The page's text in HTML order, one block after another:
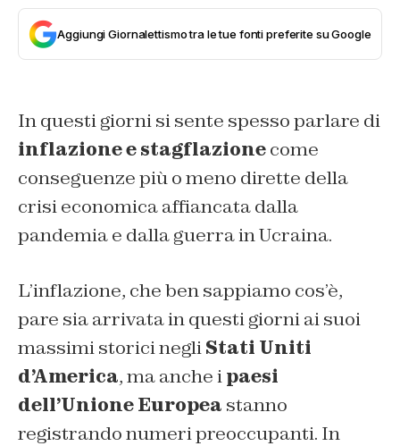
Aggiungi Giornalettismo tra le tue fonti preferite su Google
In questi giorni si sente spesso parlare di
inflazione e stagflazionecome
conseguenze più o meno dirette della
crisi economica affiancata dalla
pandemia e dalla guerra in Ucraina.
L’inflazione, che ben sappiamo cos’è,
pare sia arrivata in questi giorni ai suoi
massimi storici negliStati Uniti
d’America, ma anche ipaesi
dell’Unione Europea stanno
registrando numeri preoccupanti. In